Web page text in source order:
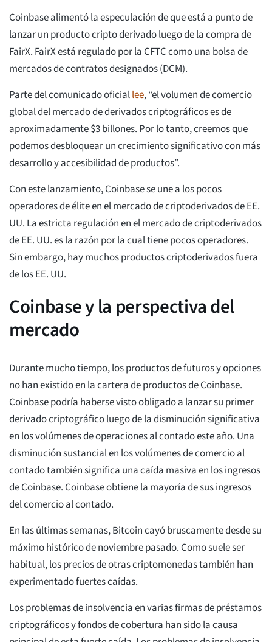
Coinbase alimentó la especulación de que está a punto de
lanzar un producto cripto derivado luego de la compra de
FairX. FairX está regulado por la CFTC como una bolsa de
mercados de contratos designados (DCM).
Parte del comunicado oficiallee, “el volumen de comercio
global del mercado de derivados criptográficos es de
aproximadamente $3 billones. Por lo tanto, creemos que
podemos desbloquear un crecimiento significativo con más
desarrollo y accesibilidad de productos”.
Con este lanzamiento, Coinbase se une a los pocos
operadores de élite en el mercado de criptoderivados de EE.
UU. La estricta regulación en el mercado de criptoderivados
de EE. UU. es la razón por la cual tiene pocos operadores.
Sin embargo, hay muchos productos criptoderivados fuera
de los EE. UU.
Coinbase y la perspectiva del
mercado
Durante mucho tiempo, los productos de futuros y opciones
no han existido en la cartera de productos de Coinbase.
Coinbase podría haberse visto obligado a lanzar su primer
derivado criptográfico luego de la disminución significativa
en los volúmenes de operaciones al contado este año. Una
disminución sustancial en los volúmenes de comercio al
contado también significa una caída masiva en los ingresos
de Coinbase. Coinbase obtiene la mayoría de sus ingresos
del comercio al contado.
En las últimas semanas, Bitcoin cayó bruscamente desde su
máximo histórico de noviembre pasado. Como suele ser
habitual, los precios de otras criptomonedas también han
experimentado fuertes caídas.
Los problemas de insolvencia en varias firmas de préstamos
criptográficos y fondos de cobertura han sido la causa